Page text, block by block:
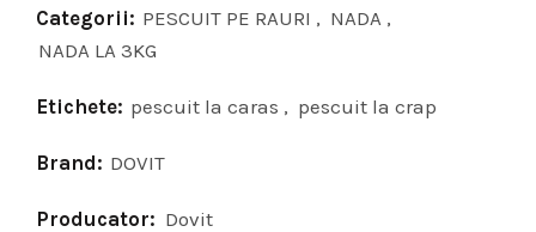
Categorii: PESCUIT PE RAURI , NADA ,
NADA LA 3KG
Etichete: pescuit la caras , pescuit la crap
Brand: DOVIT
Producator: Dovit